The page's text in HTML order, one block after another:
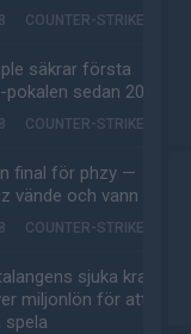
COUNTER-STRIKE
säkrar första
pokalen sedan 2022
COUNTER-STRIKE
final för phzy —
vände och vann
COUNTER-STRIKE
sjuka krav:
miljonlön för att
spela